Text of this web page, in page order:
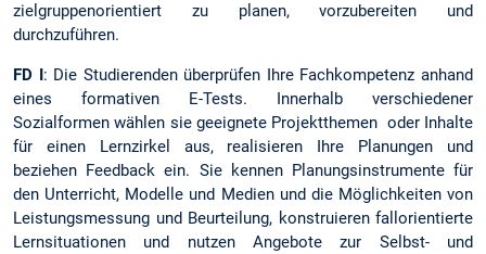
zielgruppenorientiert zu planen, vorzubereiten und
durchzuführen.
FD I: Die Studierenden überprüfen Ihre Fachkompetenz anhand
eines formativen E-Tests. Innerhalb verschiedener
Sozialformen wählen sie geeignete Projektthemen oder Inhalte
für einen Lernzirkel aus, realisieren Ihre Planungen und
beziehen Feedback ein. Sie kennen Planungsinstrumente für
den Unterricht, Modelle und Medien und die Möglichkeiten von
Leistungsmessung und Beurteilung, konstruieren fallorientierte
Lernsituationen und nutzen Angebote zur Selbst- und